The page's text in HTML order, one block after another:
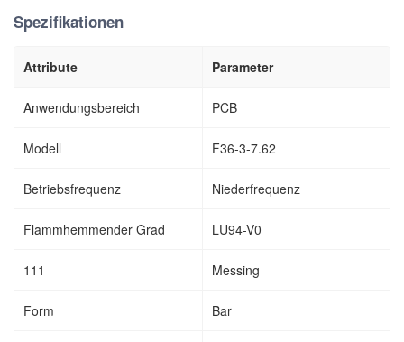
Spezifikationen
Attribute Parameter
Anwendungsbereich PCB
Modell F36-3-7.62
Betriebsfrequenz Niederfrequenz
Flammhemmender Grad LU94-V0
111 Messing
Form Bar